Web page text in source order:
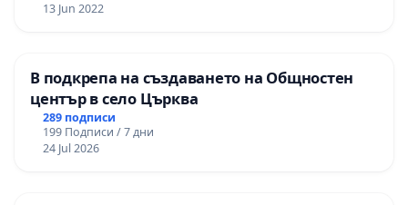
13 Jun 2022
В подкрепа на създаването на Общностен
център в село Църква
289 подписи
199 Подписи / 7 дни
24 Jul 2026